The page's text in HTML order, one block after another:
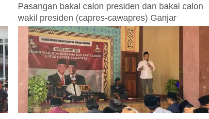
Pasangan bakal calon presiden dan bakal calon
wakil presiden (capres-cawapres) Ganjar
Pranowo dan Mahfud MD telah menentukan visi
misi untuk melaju dalam pemilihan presiden
(Pilpres) tahun...